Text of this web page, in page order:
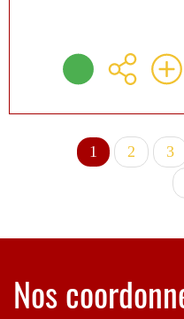
Page
courante
1 Page
2 3
Nos